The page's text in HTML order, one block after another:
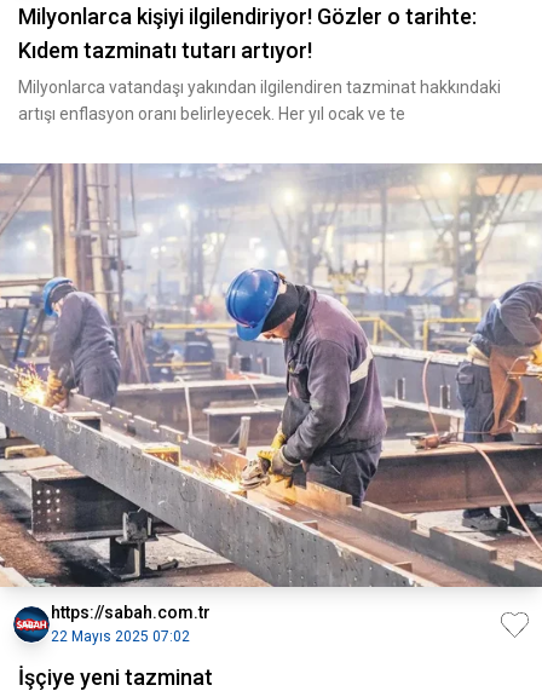
Milyonlarca kişiyi ilgilendiriyor! Gözler o tarihte:
Kıdem tazminatı tutarı artıyor!
Milyonlarca vatandaşı yakından ilgilendiren tazminat hakkındaki
artışı enflasyon oranı belirleyecek. Her yıl ocak ve te
https://sabah.com.tr
22 Mayıs 2025 07:02
İşçiye yeni tazminat